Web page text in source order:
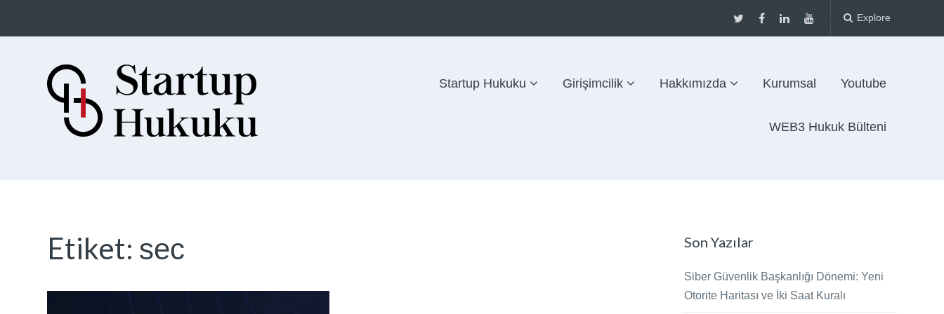
Explore
Startup Hukuku Girişimcilik Hakkımızda Kurumsal Youtube
WEB3 Hukuk Bülteni
Etiket: sec Son Yazılar
Siber Güvenlik Başkanlığı Dönemi: Yeni
Otorite Haritası ve İki Saat Kuralı